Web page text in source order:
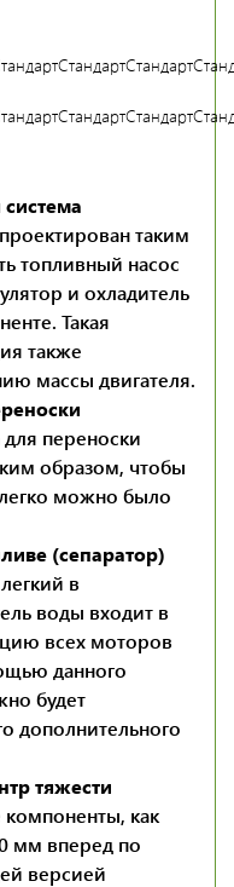
СтандартСтандарт
СтандартСтандарт
таким
топливный насос
и охладитель
Такая
также
массы двигателя.
переноски
образом, чтобы
можно было
(сепаратор)
в
воды входит в
всех моторов
данного
будет
дополнительного
тяжести
как
мм вперед по
версией